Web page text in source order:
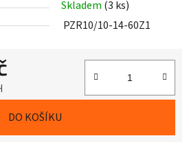
Skladem (3 ks)
PZR10/10-14-60Z1
DO KOŠÍKU